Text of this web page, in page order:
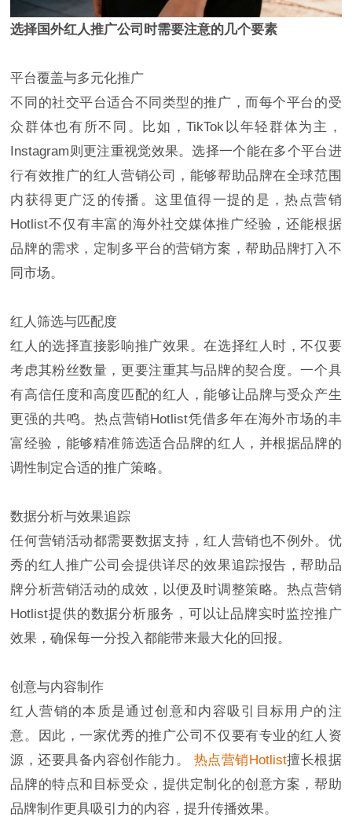
选择国外红人推广公司时需要注意的几个要素
平台覆盖与多元化推广
不同的社交平台适合不同类型的推广，而每个平台的受
众群体也有所不同。比如，TikTok以年轻群体为主，
Instagram则更注重视觉效果。选择一个能在多个平台进
行有效推广的红人营销公司，能够帮助品牌在全球范围
内获得更广泛的传播。这里值得一提的是，热点营销
Hotlist不仅有丰富的海外社交媒体推广经验，还能根据
品牌的需求，定制多平台的营销方案，帮助品牌打入不
同市场。
红人筛选与匹配度
红人的选择直接影响推广效果。在选择红人时，不仅要
考虑其粉丝数量，更要注重其与品牌的契合度。一个具
有高信任度和高度匹配的红人，能够让品牌与受众产生
更强的共鸣。热点营销Hotlist凭借多年在海外市场的丰
富经验，能够精准筛选适合品牌的红人，并根据品牌的
调性制定合适的推广策略。
数据分析与效果追踪
任何营销活动都需要数据支持，红人营销也不例外。优
秀的红人推广公司会提供详尽的效果追踪报告，帮助品
牌分析营销活动的成效，以便及时调整策略。热点营销
Hotlist提供的数据分析服务，可以让品牌实时监控推广
效果，确保每一分投入都能带来最大化的回报。
创意与内容制作
红人营销的本质是通过创意和内容吸引目标用户的注
意。因此，一家优秀的推广公司不仅要有专业的红人资
源，还要具备内容创作能力。 热点营销Hotlist擅长根据
品牌的特点和目标受众，提供定制化的创意方案，帮助
品牌制作更具吸引力的内容，提升传播效果。